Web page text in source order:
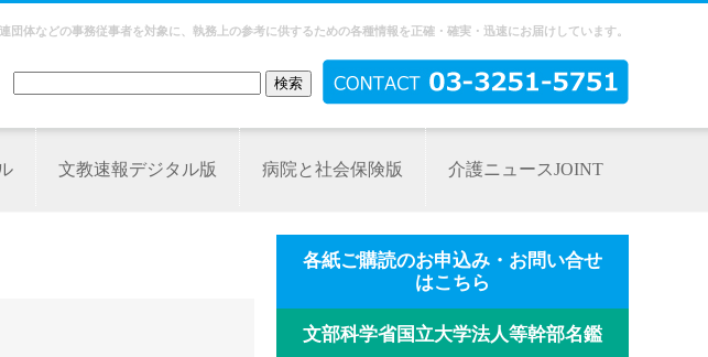
団体などの事務従事者を対象に、執務上の参考に供するための各種情報を正確・確実・迅速にお届けしています。
文教速報デジタル版 病院と社会保険版 介護ニュースJOINT
各紙ご購読のお申込み・お問い合せ
はこちら
文部科学省国立大学法人等幹部名鑑